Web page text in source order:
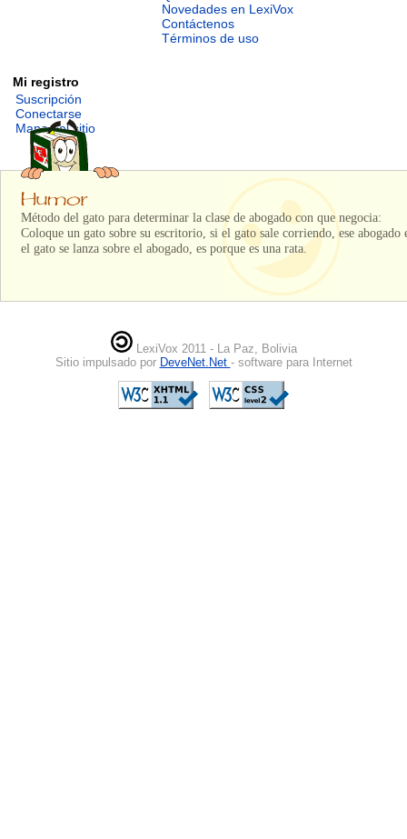
Novedades en LexiVox
Contáctenos
Términos de uso
Mi registro
Suscripción
Conectarse
Mapa del sitio
Método del gato para determinar la clase de abogado con que negocia:
Coloque un gato sobre su escritorio, si el gato sale corriendo, ese
el gato se lanza sobre el abogado, es porque es una rata.
LexiVox 2011 - La Paz, Bolivia
Sitio impulsado por DeveNet.Net - software para Internet